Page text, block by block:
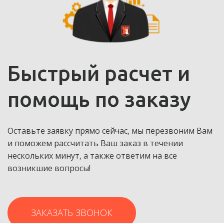
Быстрый расчет и
помощь по заказу
Оставьте заявку прямо сейчас, мы перезвоним Вам
и поможем рассчитать Ваш заказ в течении
нескольких минут, а также ответим на все
возникшие вопросы!
ЗАКАЗАТЬ ЗВОНОК